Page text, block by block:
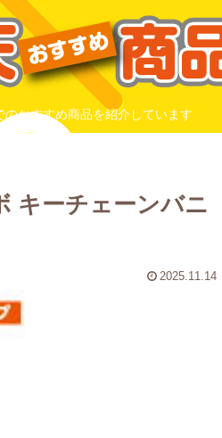
のおすすめ商品を紹介しています
キーチェーンバニ
2025.11.14